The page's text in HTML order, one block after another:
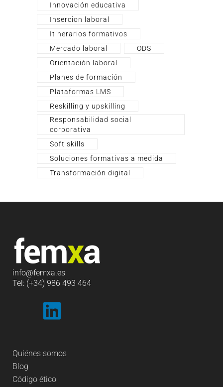
Innovación educativa
Insercion laboral
Itinerarios formativos
Mercado laboral
ODS
Orientación laboral
Planes de formación
Plataformas LMS
Reskilling y upskilling
Responsabilidad social
corporativa
Soft skills
Soluciones formativas a medida
Transformación digital
info@femxa.es
Tel: (+34) 986 493 464
Quiénes somos
Blog
Código ético